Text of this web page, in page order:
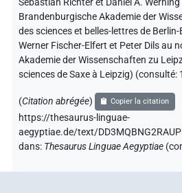
Sebastian Richter et Daniel A.
Brandenburgische Akademie der
des sciences et belles-lettres de
Werner Fischer-Elfert et Peter Dils au
Akademie der Wissenschaften zu
sciences de Saxe à Leipzig) (consulté:
(Citation abrégée) Copier la citation
https://thesaurus-linguae-
aegyptiae.de/text/
dans: Thesaurus Linguae Aegyptiae (